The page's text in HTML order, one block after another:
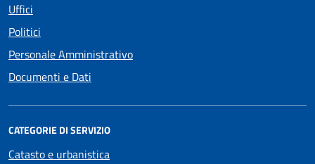
Uffici
Politici
Personale Amministrativo
Documenti e Dati
CATEGORIE DI SERVIZIO
Catasto e urbanistica